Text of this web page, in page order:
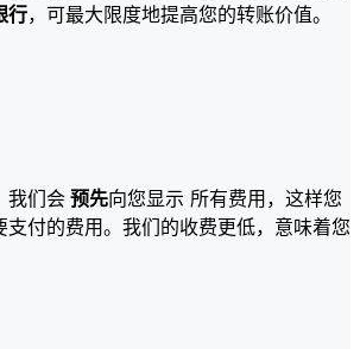
行，可最大限度地提高您的转账价值。
我们会 预先向您显示 所有费用，这样您
支付的费用。我们的收费更低，意味着您